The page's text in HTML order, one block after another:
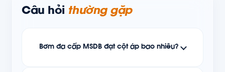
Câu hỏi thường gặp
Bơm đa cấp MSDB đạt cột áp bao nhiêu?